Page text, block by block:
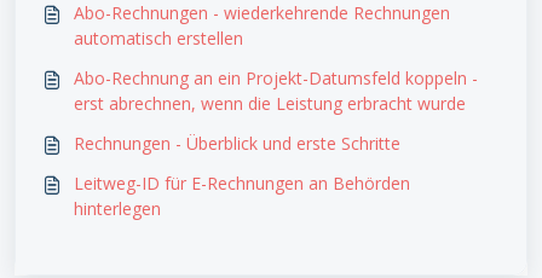
Abo-Rechnungen - wiederkehrende Rechnungen
automatisch erstellen
Abo-Rechnung an ein Projekt-Datumsfeld koppeln -
erst abrechnen, wenn die Leistung erbracht wurde
Rechnungen - Überblick und erste Schritte
Leitweg-ID für E-Rechnungen an Behörden
hinterlegen